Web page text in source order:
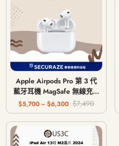
Apple Airpods Pro 第 3 代
藍牙耳機 MagSafe 無線充電
版 USB-C
$5,700 ~ $6,300 $7,490